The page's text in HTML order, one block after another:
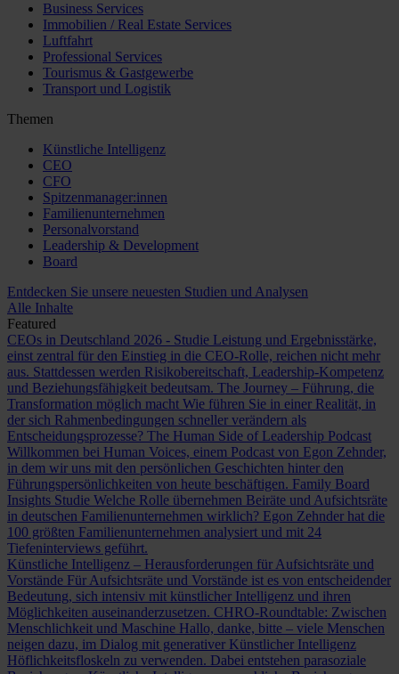
Business Services
Immobilien / Real Estate Services
Luftfahrt
Professional Services
Tourismus & Gastgewerbe
Transport und Logistik
Themen
Künstliche Intelligenz
CEO
CFO
Spitzenmanager:innen
Familienunternehmen
Personalvorstand
Leadership & Development
Board
Entdecken Sie unsere neuesten Studien und Analysen
Alle Inhalte
Featured
CEOs in Deutschland 2026 - Studie Leistung und Ergebnisstärke,
einst zentral für den Einstieg in die CEO-Rolle, reichen nicht mehr
aus. Stattdessen werden Risikobereitschaft, Leadership-Kompetenz
und Beziehungsfähigkeit bedeutsam. The Journey – Führung, die
Transformation möglich macht Wie führen Sie in einer Realität, in
der sich Rahmenbedingungen schneller verändern als
Entscheidungsprozesse? The Human Side of Leadership Podcast
Willkommen bei Human Voices, einem Podcast von Egon Zehnder,
in dem wir uns mit den persönlichen Geschichten hinter den
Führungspersönlichkeiten von heute beschäftigen. Family Board
Insights Studie Welche Rolle übernehmen Beiräte und Aufsichtsräte
in deutschen Familienunternehmen wirklich? Egon Zehnder hat die
100 größten Familienunternehmen analysiert und mit 24
Tiefeninterviews geführt.
Künstliche Intelligenz – Herausforderungen für Aufsichtsräte und
Vorstände Für Aufsichtsräte und Vorstände ist es von entscheidender
Bedeutung, sich intensiv mit künstlicher Intelligenz und ihren
Möglichkeiten auseinanderzusetzen. CHRO-Roundtable: Zwischen
Menschlichkeit und Maschine Hallo, danke, bitte – viele Menschen
neigen dazu, im Dialog mit generativer Künstlicher Intelligenz
Höflichkeitsfloskeln zu verwenden. Dabei entstehen parasoziale